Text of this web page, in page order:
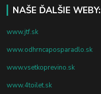
NAŠE ĎALŠIE WEBY:
www.jtf.sk
www.odhrncaposparadlo.sk
www.vsetkoprevino.sk
www.4toilet.sk